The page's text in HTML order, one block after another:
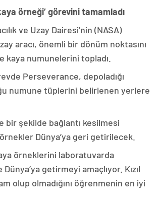
örneği’ görevini tamamladı
ve Uzay Dairesi’nin (NASA)
aracı, önemli bir dönüm noktasını
kaya numunelerini topladı.
Perseverance, depoladığı
numune tüplerini belirlenen yerlere
bir şekilde bağlantı kesilmesi
Dünya’ya geri getirilecek.
örneklerini laboratuvarda
getirmeyi amaçlıyor. Kızıl
olup olmadığını öğrenmenin en iyi